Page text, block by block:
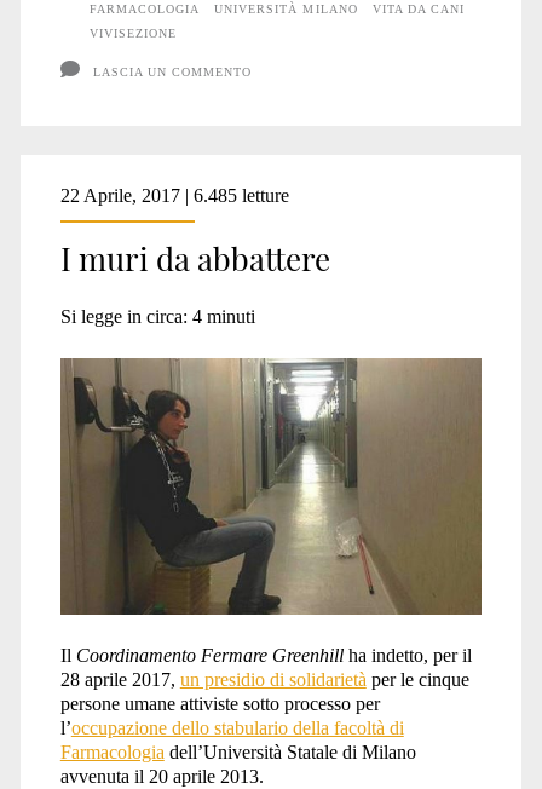
FARMACOLOGIA
UNIVERSITÀ MILANO
VITA DA CANI
VIVISEZIONE
LASCIA UN COMMENTO
22 Aprile, 2017 | 6.485 letture
I muri da abbattere
Si legge in circa: 4 minuti
Il Coordinamento Fermare Greenhillha indetto, per il
28 aprile 2017, un presidio di solidarietàper le cinque
persone umane attiviste sotto processo per
l’occupazione dello stabulario della facoltà di
Farmacologiadell’Università Statale di Milano
avvenuta il 20 aprile 2013.